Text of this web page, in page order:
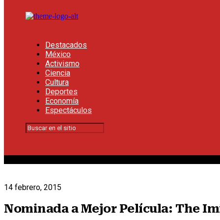
Destacados
México
Activismo
Ciencia
Cultura
Deportes
Economía
Espectáculos
14 febrero, 2015
Nominada a Mejor Película: The